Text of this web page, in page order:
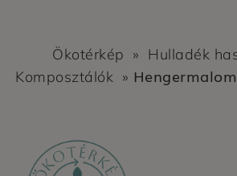
Ökotérkép » Hulladék
Komposztálók »